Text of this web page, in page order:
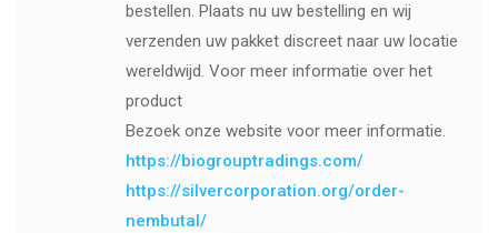
bestellen. Plaats nu uw bestelling en wij
verzenden uw pakket discreet naar uw locatie
wereldwijd. Voor meer informatie over het
product
Bezoek onze website voor meer informatie.
https://biogrouptradings.com/
https://silvercorporation.org/order-
nembutal/